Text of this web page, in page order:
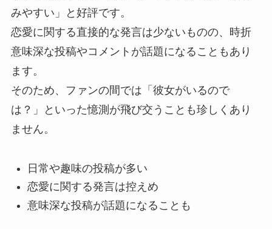
みやすい」と好評です。
恋愛に関する直接的な発言は少ないものの、時折
意味深な投稿やコメントが話題になることもあり
ます。
そのため、ファンの間では「彼女がいるので
は？」といった憶測が飛び交うことも珍しくあり
ません。
日常や趣味の投稿が多い
恋愛に関する発言は控えめ
意味深な投稿が話題になることも